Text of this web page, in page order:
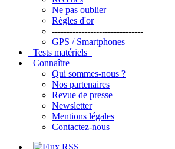
Ne pas oublier
Règles d'or
-------------------------------
GPS / Smartphones
Tests matériels
Connaître
Qui sommes-nous ?
Nos partenaires
Revue de presse
Newsletter
Mentions légales
Contactez-nous